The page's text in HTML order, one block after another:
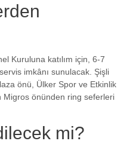
Kuruluna katılım için, 6-7
imkânı sunulacak. Şişli
önü, Ülker Spor ve Etkinlik
Migros önünden ring seferleri
mi?